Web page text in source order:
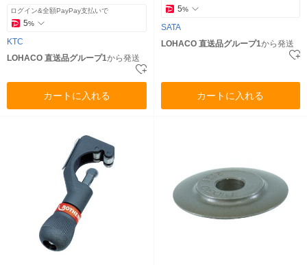
ログイン&全額PayPay支払いで
5%
KTC
LOHACO 直送品グループ1から発送
カートに入れる
5%
SATA
LOHACO 直送品グループ1から発送
カートに入れる